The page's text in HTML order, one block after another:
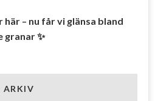
– nu får vi glänsa bland
✨
ARKIV